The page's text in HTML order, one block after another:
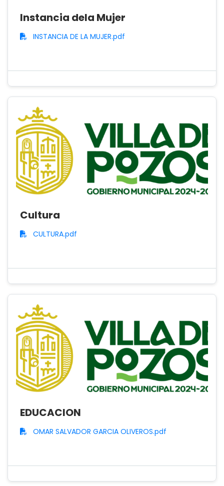
Instancia dela Mujer
INSTANCIA DE LA MUJER.pdf
Cultura
CULTURA.pdf
EDUCACION
OMAR SALVADOR GARCIA OLIVEROS.pdf